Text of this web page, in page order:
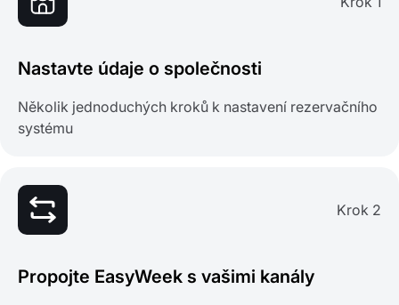
Nastavte údaje o společnosti
Několik jednoduchých kroků k nastavení rezervačního
systému
Krok 2
Propojte EasyWeek s vašimi kanály